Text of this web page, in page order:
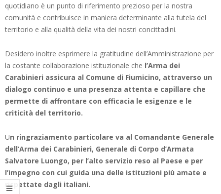
quotidiano è un punto di riferimento prezioso per la nostra
comunità e contribuisce in maniera determinante alla tutela del
territorio e alla qualità della vita dei nostri concittadini.
Desidero inoltre esprimere la gratitudine dell’Amministrazione per
la costante collaborazione istituzionale che l’Arma dei
Carabinieri assicura al Comune di Fiumicino, attraverso un
dialogo continuo e una presenza attenta e capillare che
permette di affrontare con efficacia le esigenze e le
criticità del territorio.
Un ringraziamento particolare va al Comandante Generale
dell’Arma dei Carabinieri, Generale di Corpo d’Armata
Salvatore Luongo, per l’alto servizio reso al Paese e per
l’impegno con cui guida una delle istituzioni più amate e
rispettate dagli italiani.